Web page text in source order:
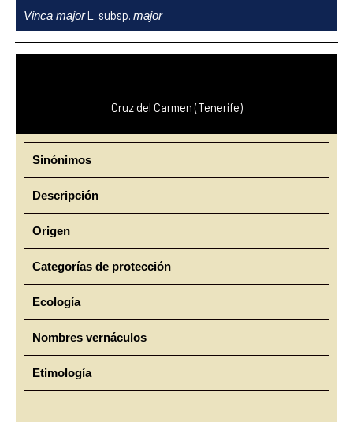
contenido
Vinca majorL. subsp. major
Cruz del Carmen (Tenerife)
Sinónimos
Descripción
Origen
Categorías de protección
Ecología
Nombres vernáculos
Etimología